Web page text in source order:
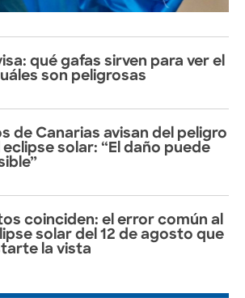
qué gafas sirven para ver el
son peligrosas
de Canarias avisan del peligro
solar: “El daño puede
coinciden: el error común al
solar del 12 de agosto que
la vista